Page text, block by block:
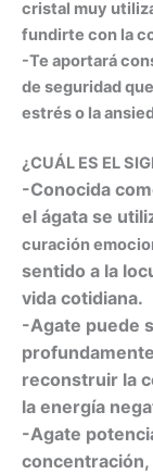
cristal muy
fundirte con la
-Te aportará
de seguridad
estrés o la
¿CUÁL ES EL
-Conocida
el ágata se
curación
sentido a la
vida cotidiana.
-Agate puede
reconstruir la
la energía
-Agate
concentración,